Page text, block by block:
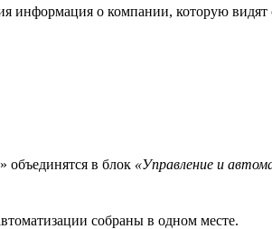
информация о компании, которую видят
в блок «Управление и
собраны в одном месте.